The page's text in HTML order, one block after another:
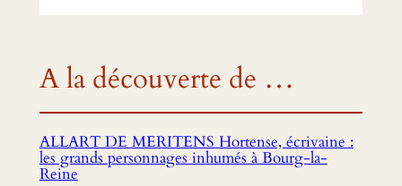
A la découverte de …
ALLART DE MERITENS Hortense, écrivaine :
les grands personnages inhumés à Bourg-la-
Reine